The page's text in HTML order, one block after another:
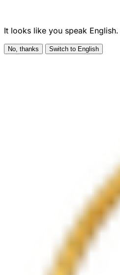
It looks like you speak
No, thanks Switch to English